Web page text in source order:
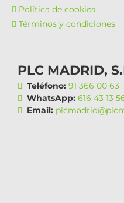
Política de cookies
Términos y condiciones
PLC MADRID,
Teléfono: 91 366 00 63
WhatsApp: 616 43 13
Email: